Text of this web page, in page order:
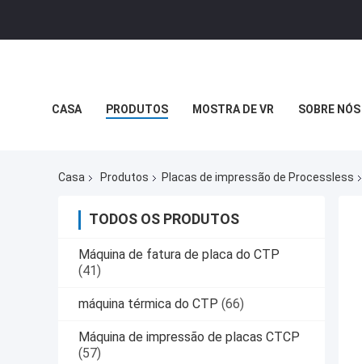
CASA PRODUTOS MOSTRA DE VR SOBRE NÓS
Casa Produtos Placas de impressão de Processless
TODOS OS PRODUTOS
Máquina de fatura de placa do CTP
(41)
máquina térmica do CTP (66)
Máquina de impressão de placas CTCP
(57)